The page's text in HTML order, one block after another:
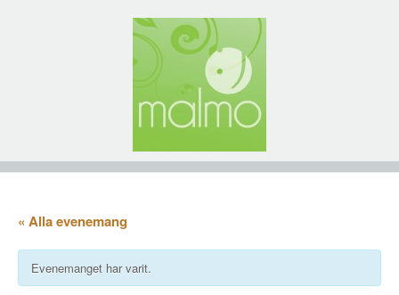
« Alla evenemang
Evenemanget har varit.